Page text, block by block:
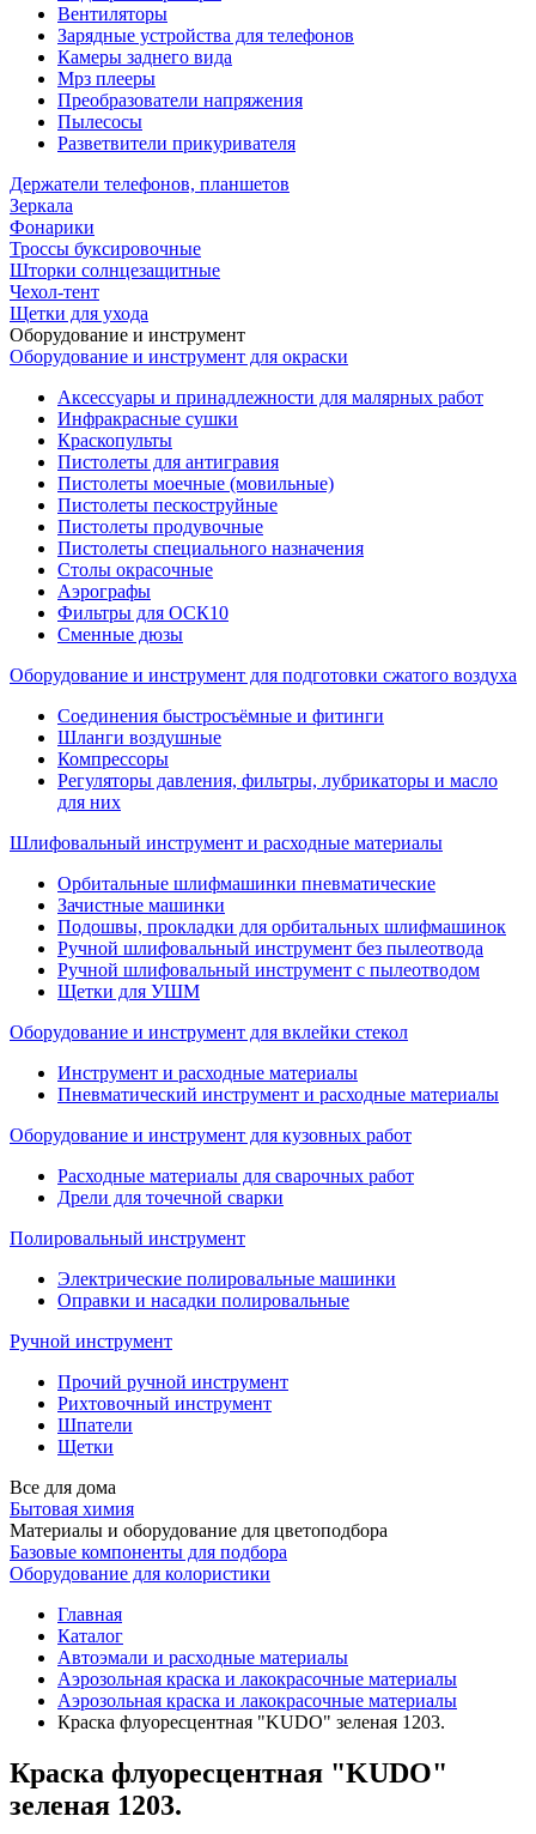
Вентиляторы
Зарядные устройства для телефонов
Камеры заднего вида
Мрз плееры
Преобразователи напряжения
Пылесосы
Разветвители прикуривателя
Держатели телефонов, планшетов
Зеркала
Фонарики
Троссы буксировочные
Шторки солнцезащитные
Чехол-тент
Щетки для ухода
Оборудование и инструмент
Оборудование и инструмент для окраски
Аксессуары и принадлежности для малярных работ
Инфракрасные сушки
Краскопульты
Пистолеты для антигравия
Пистолеты моечные (мовильные)
Пистолеты пескоструйные
Пистолеты продувочные
Пистолеты специального назначения
Столы окрасочные
Аэрографы
Фильтры для ОСК10
Сменные дюзы
Оборудование и инструмент для подготовки сжатого воздуха
Соединения быстросъёмные и фитинги
Шланги воздушные
Компрессоры
Регуляторы давления, фильтры, лубрикаторы и масло
для них
Шлифовальный инструмент и расходные материалы
Орбитальные шлифмашинки пневматические
Зачистные машинки
Подошвы, прокладки для орбитальных шлифмашинок
Ручной шлифовальный инструмент без пылеотвода
Ручной шлифовальный инструмент с пылеотводом
Щетки для УШМ
Оборудование и инструмент для вклейки стекол
Инструмент и расходные материалы
Пневматический инструмент и расходные материалы
Оборудование и инструмент для кузовных работ
Расходные материалы для сварочных работ
Дрели для точечной сварки
Полировальный инструмент
Электрические полировальные машинки
Оправки и насадки полировальные
Ручной инструмент
Прочий ручной инструмент
Рихтовочный инструмент
Шпатели
Щетки
Все для дома
Бытовая химия
Материалы и оборудование для цветоподбора
Базовые компоненты для подбора
Оборудование для колористики
Главная
Каталог
Автоэмали и расходные материалы
Аэрозольная краска и лакокрасочные материалы
Аэрозольная краска и лакокрасочные материалы
Краска флуоресцентная "KUDO" зеленая 1203.
Краска флуоресцентная "KUDO"
зеленая 1203.